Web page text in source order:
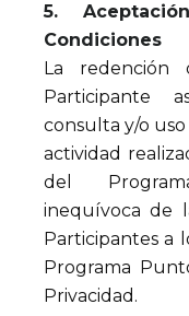
5.
Condiciones
La
Participante
consulta y/o
actividad
del
inequívoca de
Participantes a
Programa
Privacidad.